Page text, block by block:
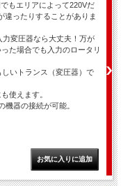
もエリアによって220Vだ
違ったりすることがありま
変圧器なら大丈夫！万が
た場合でも入力のロータリ
いトランス（変圧器）で
使えます。
器の接続が可能。